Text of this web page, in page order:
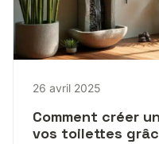
26 avril 2025
Comment créer
vos toilettes